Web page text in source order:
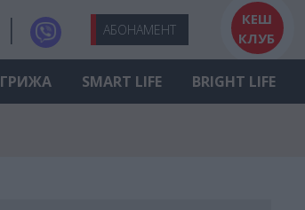
АБОНАМЕНТ
КЕШ
КЛУБ
ГРИЖА SMART LIFE BRIGHT LIFE